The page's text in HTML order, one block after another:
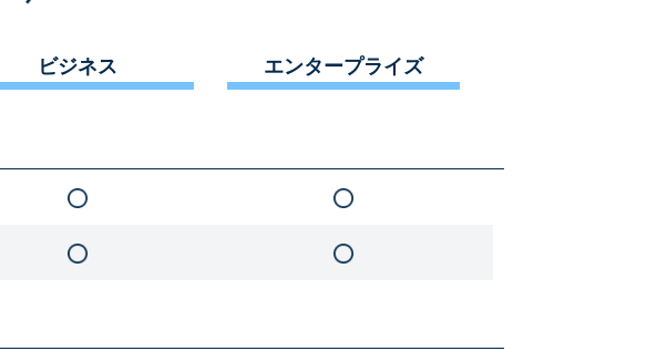
ビジネス エンタープライズ